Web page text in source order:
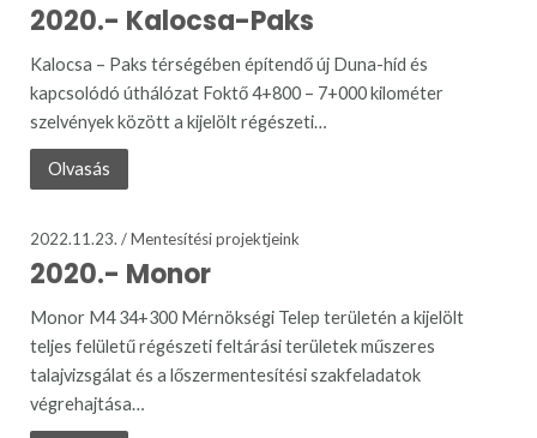
2020.- Kalocsa-Paks
Kalocsa – Paks térségében építendő új Duna-híd és
kapcsolódó úthálózat Foktő 4+800 – 7+000 kilométer
szelvények között a kijelölt régészeti…
Olvasás
2022.11.23. /Mentesítési projektjeink
2020.- Monor
Monor M4 34+300 Mérnökségi Telep területén a kijelölt
teljes felületű régészeti feltárási területek műszeres
talajvizsgálat és a lőszermentesítési szakfeladatok
végrehajtása…